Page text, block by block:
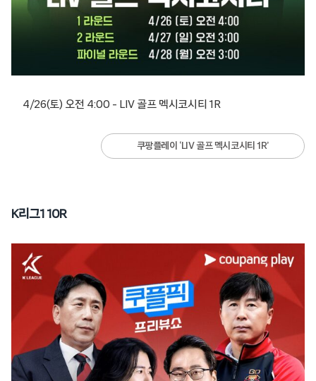
4/26(토) 오전 4:00 – LIV 골프 멕시코시티 1R
쿠팡플레이 ‘LIV 골프 멕시코시티 1R’
K리그1 10R